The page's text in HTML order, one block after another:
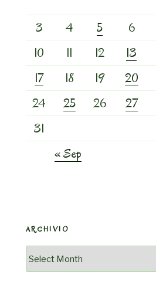
3
4 5 6
10
11 12 13
17
18 19 20
24
25 26 27
31
« Sep
ARCHIVIO
Archivio